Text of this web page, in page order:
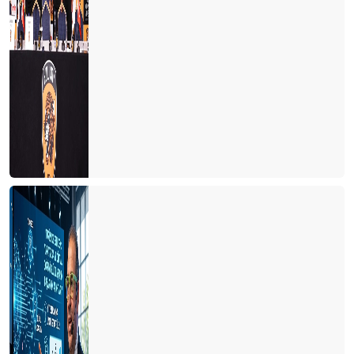
Kuantum siçrama
Atların kıç kenarları...
B.ktan işler...
Turizm mühendisliği